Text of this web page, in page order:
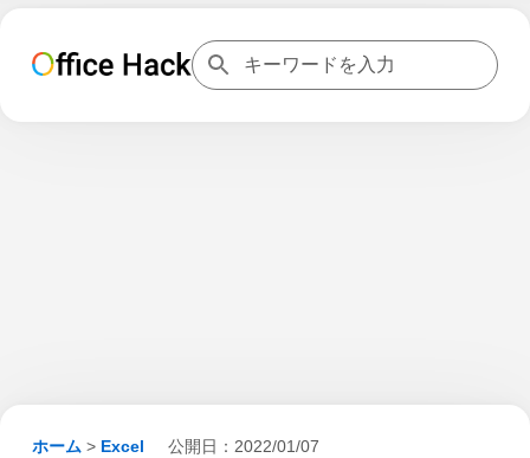
ホーム > Excel 公開日： 2022/01/07